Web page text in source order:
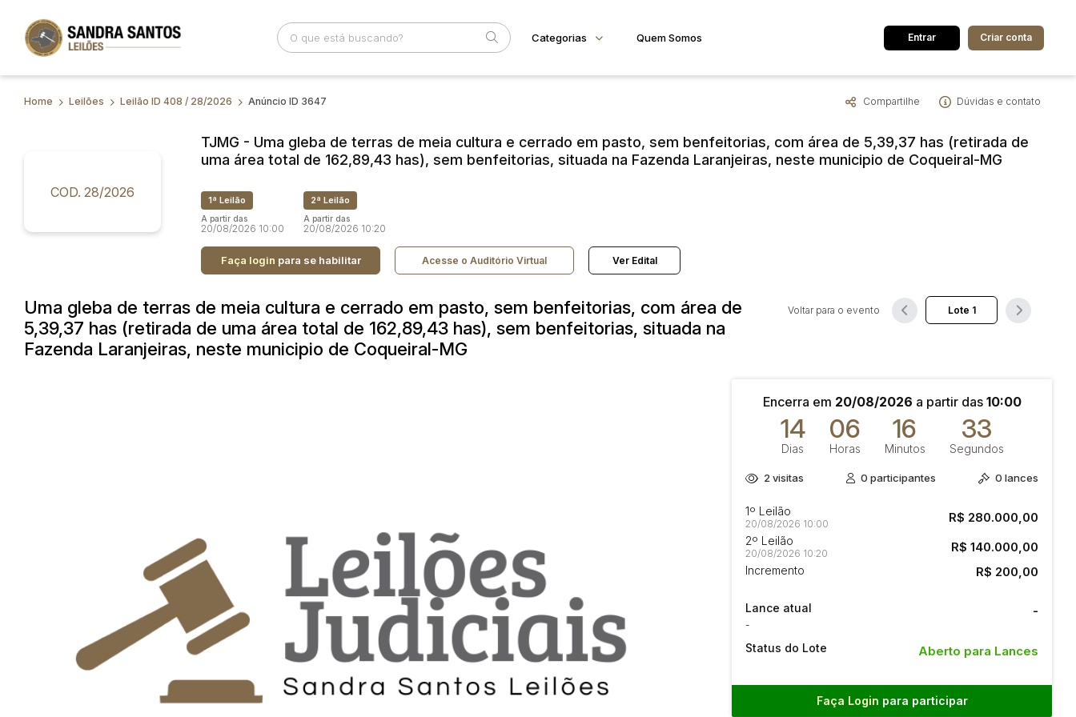
Busca por palavra-chave Categoria Cidade
Faixa de valor
Categorias
Imóveis
Terreno
Quem Somos
Fale Conosco
Entrar Criar conta
Home Leilões Leilão ID 408 / 28/2026 Anúncio ID 3647 Compartilhe Dúvidas e contato
COD. 28/2026
TJMG - Uma gleba de terras de meia cultura e cerrado em pasto, sem benfeitorias, com área de 5,39,37 has (retirada de
uma área total de 162,89,43 has), sem benfeitorias, situada na Fazenda Laranjeiras, neste municipio de Coqueiral-MG
1ª Leilão
A partir das
20/08/2026 10:00
2ª Leilão
A partir das
20/08/2026 10:20
Faça login para se habilitar Acesse o Auditório Virtual Ver Edital
Uma gleba de terras de meia cultura e cerrado em pasto, sem benfeitorias, com área de
5,39,37 has (retirada de uma área total de 162,89,43 has), sem benfeitorias, situada na
Fazenda Laranjeiras, neste municipio de Coqueiral-MG
Voltar para o evento
Encerra em 20/08/2026 a partir das 10:00
14
Dias
06
Horas
16
Minutos
33
Segundos
2 visitas 0 participantes 0 lances
1º Leilão
20/08/2026 10:00 R$ 280.000,00
2º Leilão
20/08/2026 10:20 R$ 140.000,00
Incremento R$ 200,00
Lance atual
-
-
Status do Lote Aberto para Lances
Faça Login para participar
Habilite-se para efetuar lances ou propostas